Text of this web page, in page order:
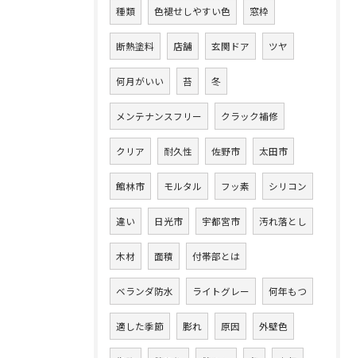
種類 色褪せしやすい色 窓枠
断熱塗料 店舗 玄関ドア ツヤ
何月がいい 苔 冬
メンテナンスフリー クラック補修
クリア 耐久性 佐野市 太田市
館林市 モルタル フッ素 シリコン
違い 日光市 宇都宮市 汚れ落とし
木材 面積 付帯部とは
ベランダ防水 ライトグレー 何年もつ
適した季節 膨れ 原因 外壁色